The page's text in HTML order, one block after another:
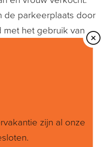
de parkeerplaats door
met het gebruik van
de man. In dat
prestatie,
in de woning
Dat de
afzonderlijke
is in dit kader niet
zijn al onze